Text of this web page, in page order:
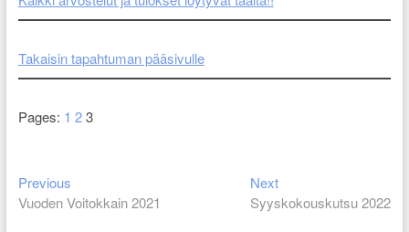
Takaisin tapahtuman pääsivulle
Pages: 1 2 3
Artikkelien
selaus
PreviousPrevious
post:
Vuoden Voitokkain 2021
NextNext
post:
Syyskokouskutsu 2022